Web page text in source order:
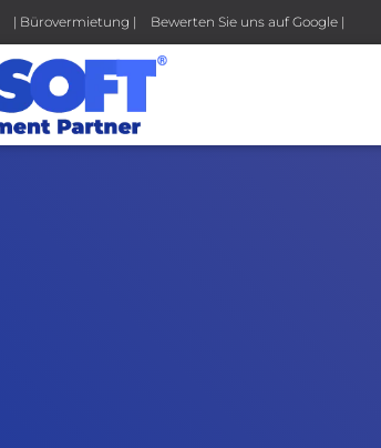
| Bürovermietung | Bewerten Sie uns auf Google |